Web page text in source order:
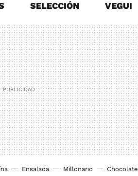
SELECCIÓN VEGUI
Ensalada Millonario Chocolate